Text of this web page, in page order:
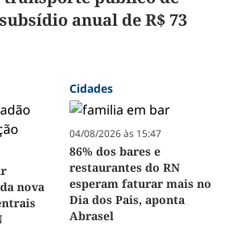
anual de R$ 73
nova
Cidades
04/08/2026 às 15:47
86% dos bares e
restaurantes do RN
esperam faturar mais no
Dia dos Pais, aponta
Abrasel